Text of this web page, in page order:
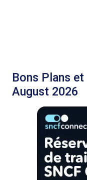
Bons Plans
August 2026